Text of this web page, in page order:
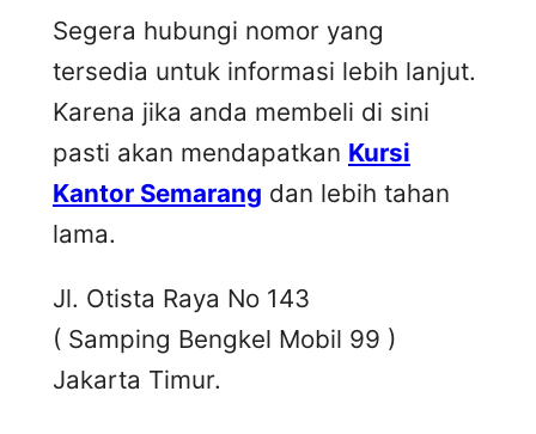
Segera hubungi nomor yang
tersedia untuk informasi lebih lanjut.
Karena jika anda membeli di sini
pasti akan mendapatkan Kursi
Kantor Semarang dan lebih tahan
lama.
Jl. Otista Raya No 143
( Samping Bengkel Mobil 99 )
Jakarta Timur.